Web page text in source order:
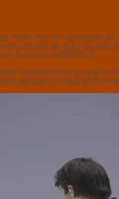
verden vi lever i, og formidle
der med røg og lys får gulvet
Det kaldes WHITEOUT.
Hammeken krop og ansigt på
egentlig er, i forhold til den